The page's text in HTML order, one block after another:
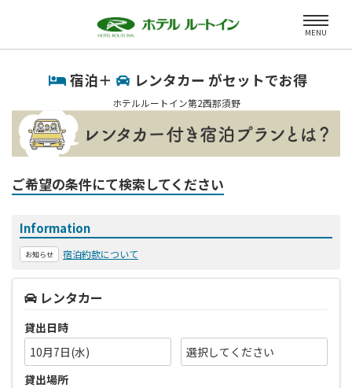
MENU
宿泊＋ レンタカー がセットでお得
ホテルルートイン第2西那須野
ご希望の条件にて検索してください
Information
お知らせ 宿泊約款について
レンタカー
貸出日時
10月7日(水)
貸出場所